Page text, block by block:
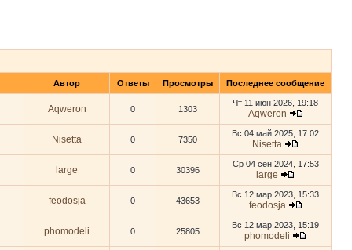
Автор Ответы Просмотры Последнее сообщение
Aqweron 0 1303
Чт 11 июн 2026, 19:18
Aqweron
Nisetta 0 7350
Вс 04 май 2025, 17:02
Nisetta
large 0 30396
Ср 04 сен 2024, 17:53
large
feodosja 0 43653
Вс 12 мар 2023, 15:33
feodosja
phomodeli 0 25805
Вс 12 мар 2023, 15:19
phomodeli